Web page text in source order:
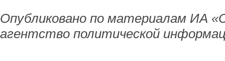
Опубликовано по материалам ИА
агентство политической